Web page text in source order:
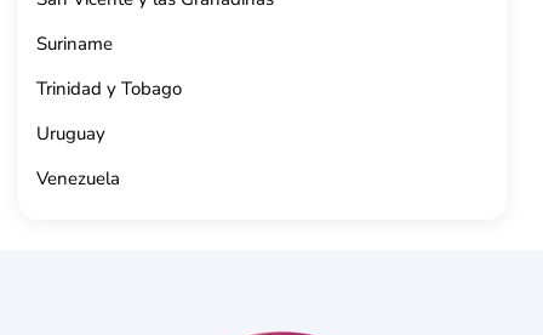
Suriname
Trinidad y Tobago
Uruguay
Venezuela